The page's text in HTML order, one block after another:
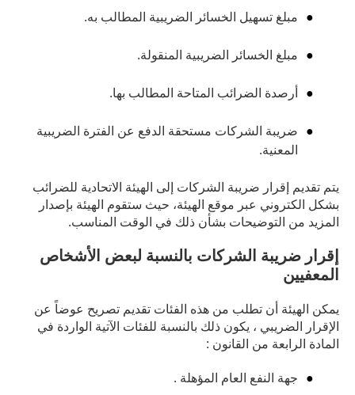
مبلغ تسهيل الخسائر الضريبية المطالب به.
مبلغ الخسائر الضريبية المنقولة.
أرصدة الضرائب المتاحة المطالب بها.
ضريبة الشركات مستحقة الدفع عن الفترة الضريبية
المعنية.
يتم تقديم إقرار ضريبة الشركات إلى الهيئة الاتحادية للضرائب
بشكل الكتروني عبر موقع الهيئة، حيث ستقوم الهيئة بإصدار
المزيد من التوضيحات بشأن ذلك في الوقت المناسب.
إقرار ضريبة الشركات بالنسبة لبعض الأشخاص
المعفيين
يمكن الهيئة أن تطلب من هذه الفئات تقديم تصريح عوضاً عن
الإقرار الضريبي ، يكون ذلك بالنسبة للفئات الآتية الواردة في
المادة الرابعة من القانون :
جهة النفع العام المؤهلة .